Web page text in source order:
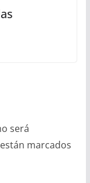
será
marcados